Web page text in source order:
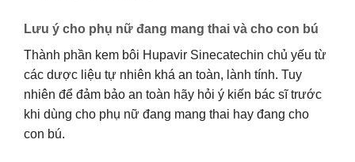
Lưu ý cho phụ nữ đang mang thai và cho con bú
Thành phần kem bôi Hupavir Sinecatechin chủ yếu từ
các dược liệu tự nhiên khá an toàn, lành tính. Tuy
nhiên để đảm bảo an toàn hãy hỏi ý kiến bác sĩ trước
khi dùng cho phụ nữ đang mang thai hay đang cho
con bú.